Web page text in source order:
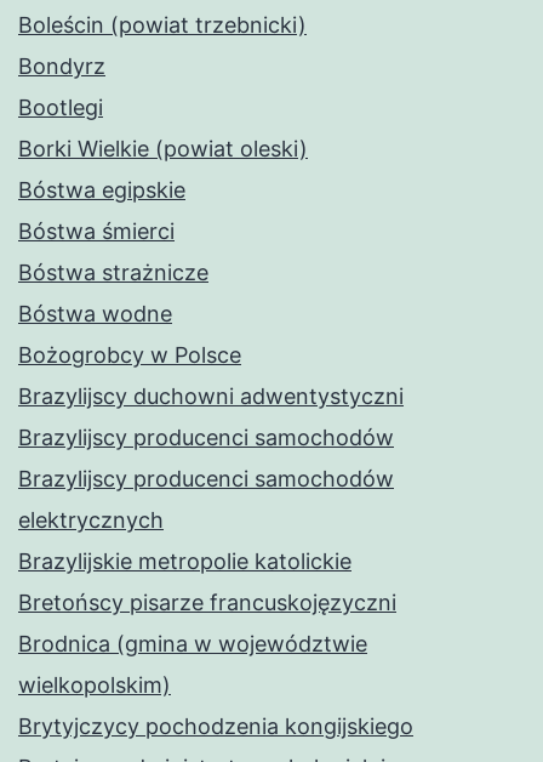
Boleścin (powiat trzebnicki)
Bondyrz
Bootlegi
Borki Wielkie (powiat oleski)
Bóstwa egipskie
Bóstwa śmierci
Bóstwa strażnicze
Bóstwa wodne
Bożogrobcy w Polsce
Brazylijscy duchowni adwentystyczni
Brazylijscy producenci samochodów
Brazylijscy producenci samochodów
elektrycznych
Brazylijskie metropolie katolickie
Bretońscy pisarze francuskojęzyczni
Brodnica (gmina w województwie
wielkopolskim)
Brytyjczycy pochodzenia kongijskiego